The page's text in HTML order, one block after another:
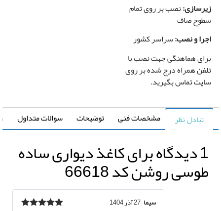
نصب بر روی تمام
صاف
و نصب:سراسر کشور
هماهنگی جهت نصب با
همراه درج شده بر روی
تماس بگیرید.
تبادل نظر مشخصات فنی توضیحات سوالات متداول
کاغذ دیواری ساده
روشن کد 66618
27 آذر 1404